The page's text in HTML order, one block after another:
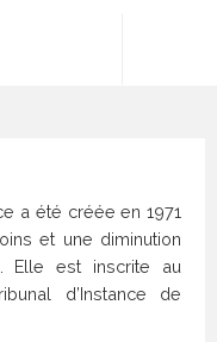
DE
BETSCHDORF
potiers
67660
a été créée en 1971
et une diminution
Elle est inscrite au
d’Instance de